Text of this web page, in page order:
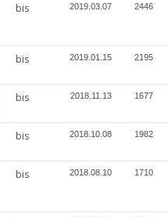
bis 2019.03.07 2446
bis 2019.01.15 2195
bis 2018.11.13 1677
bis 2018.10.08 1982
bis 2018.08.10 1710